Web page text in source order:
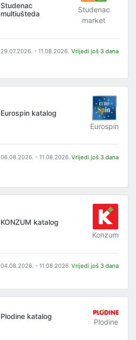
Studenac
multiušteda
Studenac
market
29.07.2026. - 11.08.2026. Vrijedi još 3 dana
Eurospin katalog
Eurospin
06.08.2026. - 11.08.2026. Vrijedi još 3 dana
KONZUM katalog
Konzum
04.08.2026. - 11.08.2026. Vrijedi još 3 dana
Plodine katalog
Plodine